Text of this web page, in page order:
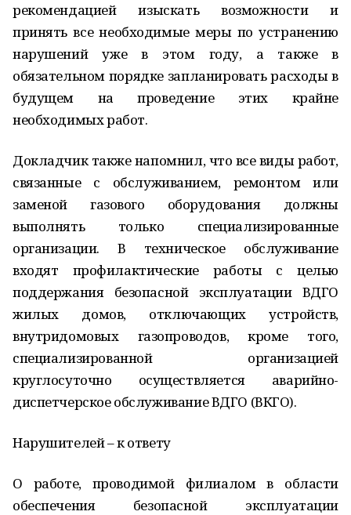
рекомендацией изыскать возможности и
принять все необходимые меры по устранению
нарушений уже в этом году, а также в
обязательном порядке запланировать расходы в
будущем на проведение этих крайне
необходимых работ.
Докладчик также напомнил, что все виды работ,
связанные с обслуживанием, ремонтом или
заменой газового оборудования должны
выполнять только специализированные
организации. В техническое обслуживание
входят профилактические работы с целью
поддержания безопасной эксплуатации ВДГО
жилых домов, отключающих устройств,
внутридомовых газопроводов, кроме того,
специализированной организацией
круглосуточно осуществляется аварийно-
диспетчерское обслуживание ВДГО (ВКГО).
Нарушителей – к ответу
О работе, проводимой филиалом в области
обеспечения безопасной эксплуатации